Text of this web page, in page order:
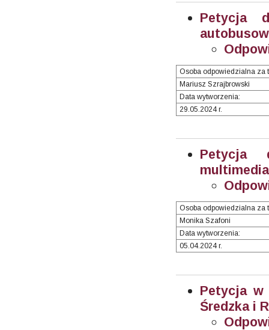
Petycja
Osoba odpowiedzialna za
Mariusz Szrajbrowski
Data wytworzenia:
29.05.2024 r.
Petycja
Osoba odpowiedzialna za
Monika Szafoni
Data wytworzenia:
05.04.2024 r.
Petycja w
Średzka i